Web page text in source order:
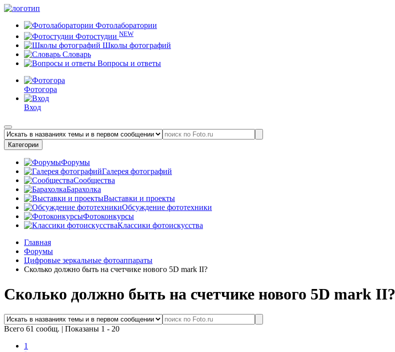
Фотолаборатории
Фотостудии NEW
Школы фотографий
Словарь
Вопросы и ответы
Фотогора
Вход
Категории
Форумы
Галерея фотографий
Сообщества
Барахолка
Выставки и проекты
Обсуждение фототехники
Фотоконкурсы
Классики фотоискусства
Главная
Форумы
Цифровые зеркальные фотоаппараты
Сколько должно быть на счетчике нового 5D mark II?
Сколько должно быть на счетчике нового 5D mark II?
Всего 61 сообщ. | Показаны 1 - 20
1